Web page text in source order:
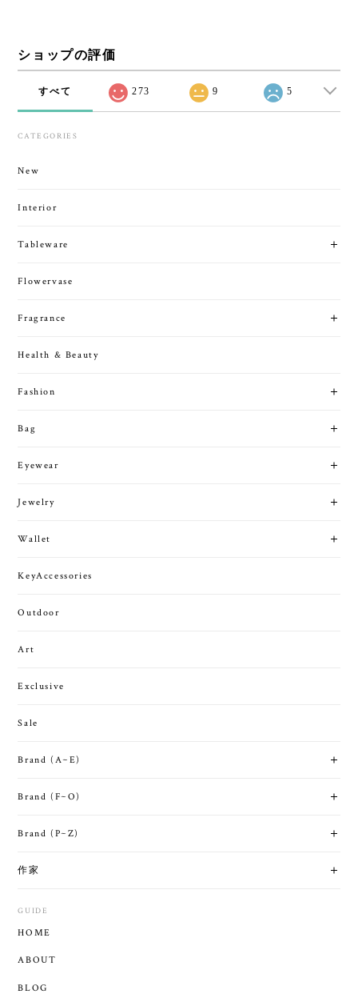
ショップの評価
すべて 273 9 5
CATEGORIES
New
Interior
Tableware
Flowervase
Fragrance
Health & Beauty
Fashion
Bag
Eyewear
Jewelry
Wallet
KeyAccessories
Outdoor
Art
Exclusive
Sale
Brand (A~E)
Brand (F~O)
Brand (P~Z)
作家
GUIDE
HOME
ABOUT
BLOG